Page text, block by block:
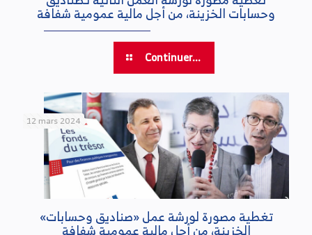
وحسابات الخزينة، من أجل مالية عمومية شفافة
Continuer...
12 mars 2024
«تغطية مصورة لورشة عمل «صناديق وحسابات
الخزينة، من أجل مالية عمومية شفافة